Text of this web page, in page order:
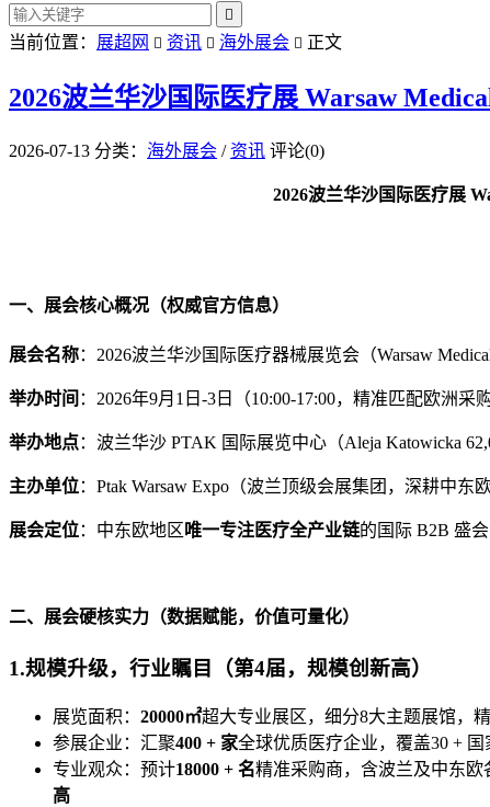

当前位置： 展超网  资讯  海外展会  正文
2026波兰华沙国际医疗展 Warsaw
2026-07-13 分类： 海外展会 / 资讯 评论(0)
2026波兰华沙国际医疗展
一、展会核心概况（权威官方信息）
展会名称：2026波兰华沙国际医疗器械展览会（Warsaw Medical
举办时间 ：2026年9月1日-3日（10:00-17:00，精准匹配欧洲采
举办地点：波兰华沙 PTAK 国际展览中心（Aleja Katowicka
主办单位：Ptak Warsaw Expo（波兰顶级会展集团，深耕中东
展会定位：中东欧地区 唯一专注医疗全产业链的国际 B2B 盛
二、展会硬核实力（数据赋能，价值可量化）
1.规模升级，行业瞩目（第4届，规模创新高）
展览面积： 20000㎡超大专业展区，细分8大主题展馆，
参展企业：汇聚400 + 家全球优质医疗企业，覆盖30 +
专业观众：预计18000 + 名精准采购商，含波兰及中东欧
高